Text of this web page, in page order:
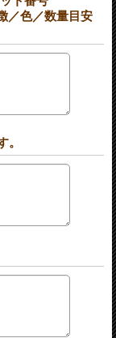
／色／数量目安
。